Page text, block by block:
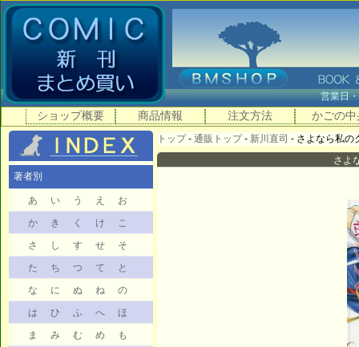
営業
ショップ概要 商品情報 注文方法 かごの中
著者別
あ い う え
お
か
き く け
こ
さ
し す せ
そ
た
ち つ て
と
な
に ぬ ね
の
は
ひ ふ へ
ほ
ま
み む め
も
トップ- 通販トップ- 新川直司 - さよなら私の
さよ